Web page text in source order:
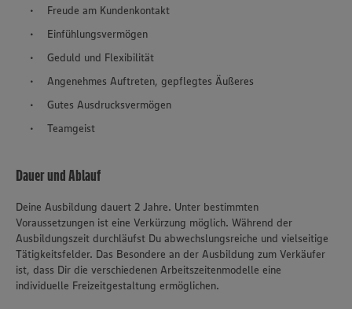
Freude am Kundenkontakt
Einfühlungsvermögen
Geduld und Flexibilität
Angenehmes Auftreten, gepflegtes Äußeres
Gutes Ausdrucksvermögen
Teamgeist
Dauer und Ablauf
Deine Ausbildung dauert 2 Jahre. Unter bestimmten
Voraussetzungen ist eine Verkürzung möglich. Während der
Ausbildungszeit durchläufst Du abwechslungsreiche und vielseitige
Tätigkeitsfelder. Das Besondere an der Ausbildung zum Verkäufer
ist, dass Dir die verschiedenen Arbeitszeitenmodelle eine
individuelle Freizeitgestaltung ermöglichen.